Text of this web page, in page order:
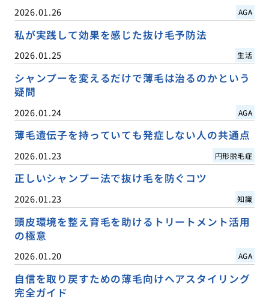
2026.01.26 AGA
私が実践して効果を感じた抜け毛予防法
2026.01.25 生活
シャンプーを変えるだけで薄毛は治るのかという
疑問
2026.01.24 AGA
薄毛遺伝子を持っていても発症しない人の共通点
2026.01.23 円形脱毛症
正しいシャンプー法で抜け毛を防ぐコツ
2026.01.23 知識
頭皮環境を整え育毛を助けるトリートメント活用
の極意
2026.01.20 AGA
自信を取り戻すための薄毛向けヘアスタイリング
完全ガイド